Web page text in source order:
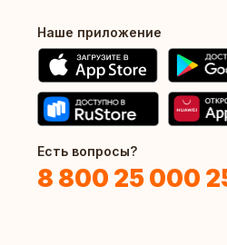
Наше приложение
Есть вопросы?
8 800 25 000